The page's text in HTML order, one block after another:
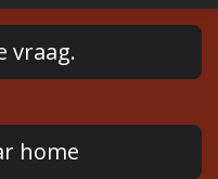
vraag.
home